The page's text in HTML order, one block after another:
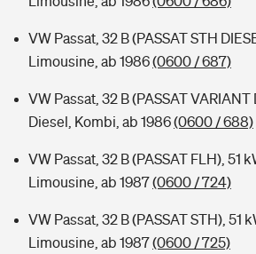
VW Passat, 32 B (PASSAT STH
Limousine, ab 1986(0600 / 687)
VW Passat, 32 B (PASSAT VARIANT
Diesel, Kombi, ab 1986(0600 / 688)
VW Passat, 32 B (PASSAT FLH), 51
Limousine, ab 1987(0600 / 724)
VW Passat, 32 B (PASSAT STH), 51
Limousine, ab 1987(0600 / 725)